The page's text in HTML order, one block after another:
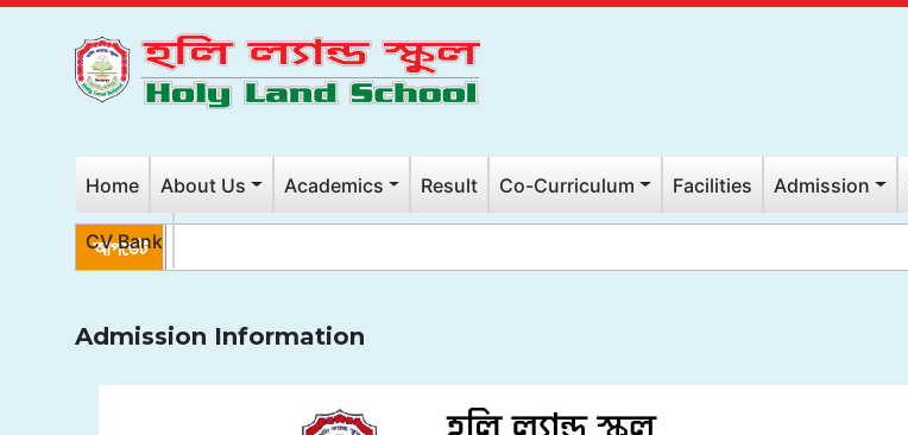
Home About Us Academics Result Co-Curriculum Facilities Admission
CV Bank
আপডেট
Admission Information